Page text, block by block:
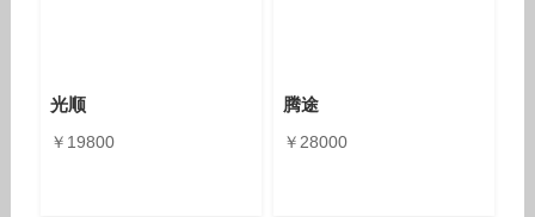
光顺
￥19800
腾途
￥28000